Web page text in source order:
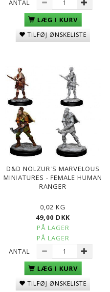
ANTAL
LÆG I KURV
TILFØJ ØNSKELISTE
D&D NOLZUR'S MARVELOUS
MINIATURES - FEMALE HUMAN
RANGER
0,02 KG
49,00 DKK
PÅ LAGER
PÅ LAGER
ANTAL
LÆG I KURV
TILFØJ ØNSKELISTE